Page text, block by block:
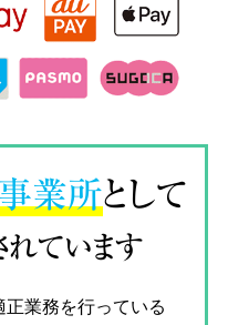
業所として
れています
正業務を行っている